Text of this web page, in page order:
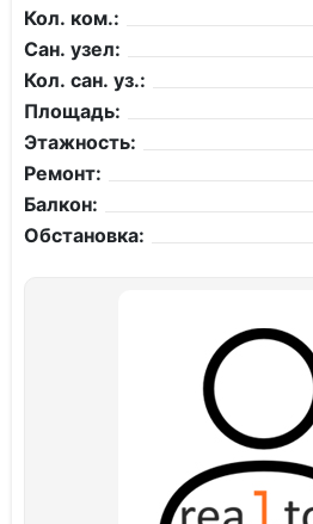
Кол. ком.:
Сан. узел:
Кол. сан. уз.:
Площадь:
Этажность:
Ремонт:
Балкон:
Обстановка: